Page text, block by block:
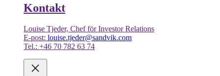
Kontakt
Louise Tjeder, Chef för Investor Relations
E-post: louise.tjeder@sandvik.com
Tel.: +46 70 782 63 74